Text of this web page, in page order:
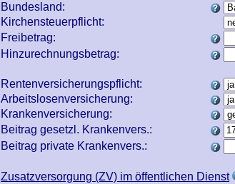
Bundesland:
Kirchensteuerpflicht:
Freibetrag:
Hinzurechnungsbetrag:
Rentenversicherungspflicht:
Arbeitslosenversicherung:
Krankenversicherung:
Beitrag gesetzl. Krankenvers.:
Beitrag private Krankenvers.:
Zusatzversorgung (ZV) im öffentlichen Dienst